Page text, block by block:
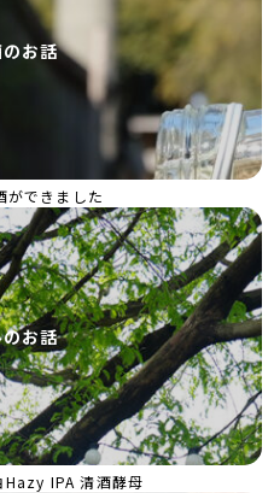
お話
できました
お話
Hazy IPA 清酒酵母